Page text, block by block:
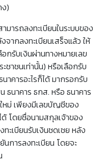
)
มารถลงทะเบียนในระบบของ
จากลงทะเบียนเสร็จแล้ว ให้
กรับเงินผ่านทางหมายเลข
าชนเท่านั้น) หรือเลือกรับ
คารอะไรก็ได้ มากรอกรับ
ธนาคาร ธกส. หรือ ธนาคาร
หม่ เพียงมีเลขบัญชีของ
ด้ โดยชื่อนามสกุลเจ้าของ
ะเบียนรับเงินชดเชย หลัง
นการลงทะเบียน โดยจะ